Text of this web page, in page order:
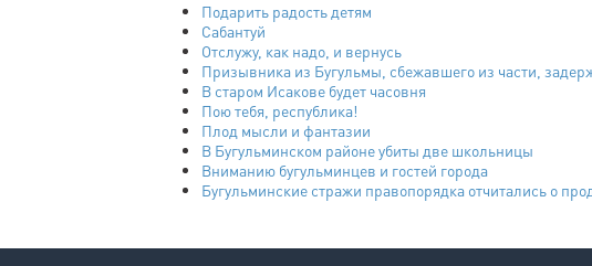
Подарить радость детям
Сабантуй
Отслужу, как надо, и вернусь
Призывника из Бугульмы, сбежавшего из части,
В старом Исакове будет часовня
Пою тебя, республика!
Плод мысли и фантазии
В Бугульминском районе убиты две школьницы
Вниманию бугульминцев и гостей города
Бугульминские стражи правопорядка отчитались о